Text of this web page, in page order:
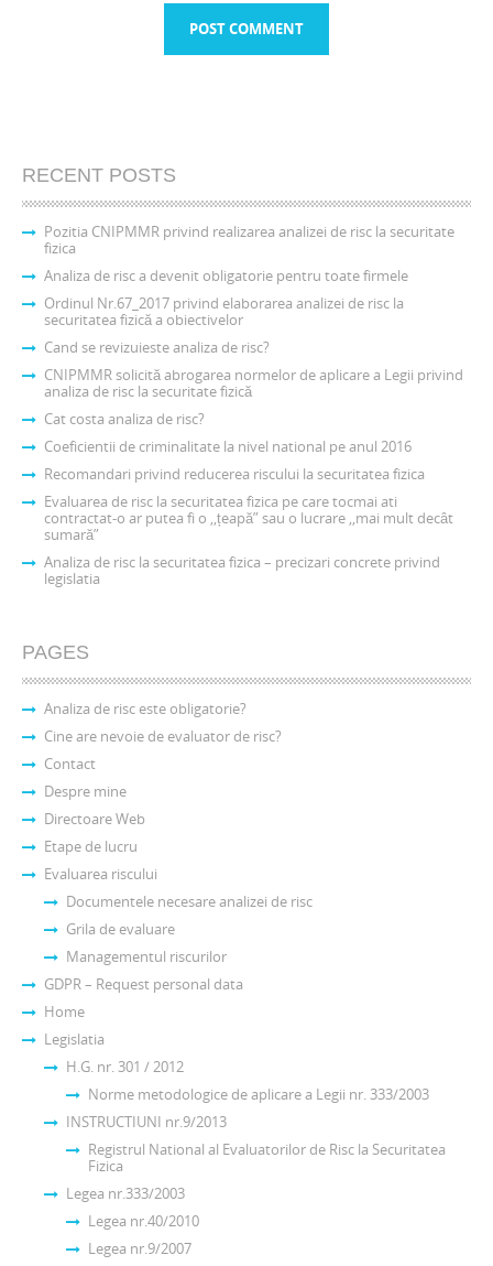
RECENT POSTS
Pozitia CNIPMMR privind realizarea analizei de risc la securitate
fizica
Analiza de risc a devenit obligatorie pentru toate firmele
Ordinul Nr.67_2017 privind elaborarea analizei de risc la
securitatea fizică a obiectivelor
Cand se revizuieste analiza de risc?
CNIPMMR solicită abrogarea normelor de aplicare a Legii privind
analiza de risc la securitate fizică
Cat costa analiza de risc?
Coeficientii de criminalitate la nivel national pe anul 2016
Recomandari privind reducerea riscului la securitatea fizica
Evaluarea de risc la securitatea fizica pe care tocmai ati
contractat-o ar putea fi o ,,țeapă” sau o lucrare ,,mai mult decât
sumară”
Analiza de risc la securitatea fizica – precizari concrete privind
legislatia
PAGES
Analiza de risc este obligatorie?
Cine are nevoie de evaluator de risc?
Contact
Despre mine
Directoare Web
Etape de lucru
Evaluarea riscului
Documentele necesare analizei de risc
Grila de evaluare
Managementul riscurilor
GDPR – Request personal data
Home
Legislatia
H.G. nr. 301 / 2012
Norme metodologice de aplicare a Legii nr. 333/2003
INSTRUCTIUNI nr.9/2013
Registrul National al Evaluatorilor de Risc la Securitatea
Fizica
Legea nr.333/2003
Legea nr.40/2010
Legea nr.9/2007